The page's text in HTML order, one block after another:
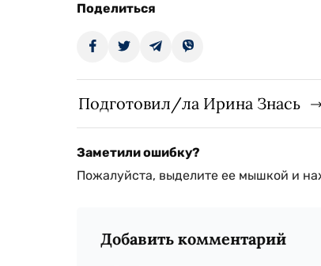
Поделиться
Подготовил/ла Ирина Знась
Заметили ошибку?
Пожалуйста, выделите ее мышкой и
Добавить комментарий